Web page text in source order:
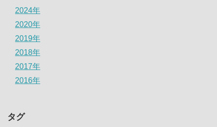
2024年
2020年
2019年
2018年
2017年
2016年
タグ